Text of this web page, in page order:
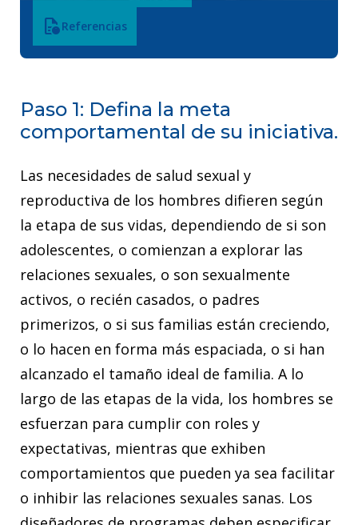
quick_referenceReferencias
Paso 1: Defina la meta
comportamental de su iniciativa.
Las necesidades de salud sexual y
reproductiva de los hombres difieren según
la etapa de sus vidas, dependiendo de si son
adolescentes, o comienzan a explorar las
relaciones sexuales, o son sexualmente
activos, o recién casados, o padres
primerizos, o si sus familias están creciendo,
o lo hacen en forma más espaciada, o si han
alcanzado el tamaño ideal de familia. A lo
largo de las etapas de la vida, los hombres se
esfuerzan para cumplir con roles y
expectativas, mientras que exhiben
comportamientos que pueden ya sea facilitar
o inhibir las relaciones sexuales sanas. Los